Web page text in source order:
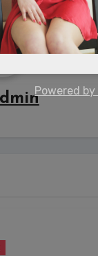
Powered by